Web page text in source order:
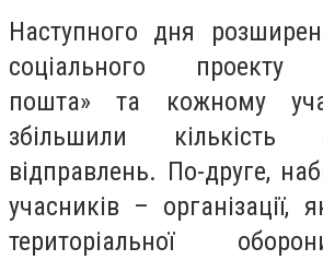
Наступного дня
соціального проекту
пошта» та кожному
збільшили кількість
відправлень. По-друге,
учасників – організації,
територіальної